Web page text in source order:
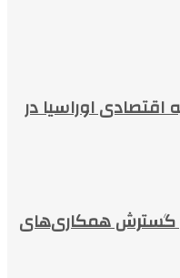
اقتصادی اوراسیا در
بر گسترش همکاری‌های